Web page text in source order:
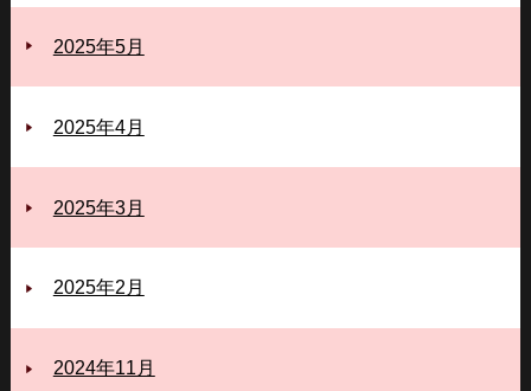
2025年5月
2025年4月
2025年3月
2025年2月
2024年11月